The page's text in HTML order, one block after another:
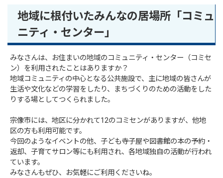
地域に根付いたみんなの居場所「コミュ
ニティ・センター」
みなさんは、お住まいの地域のコミュニティ・センター（コミセ
ン）を利用されたことはありますか？
地域コミュニティの中心となる公共施設で、主に地域の皆さんが
生活や文化などの学習をしたり、まちづくりのための活動をした
りする場としてつくられました。
宗像市には、地区に分かれて12のコミセンがありますが、他地
区の方も利用可能です。
今回のようなイベントの他、子ども寺子屋や図書館の本の予約・
返却、子育てサロン等にも利用され、各地域独自の活動が行われ
ています。
みなさんもぜひ、お気軽にご利用くださいね。